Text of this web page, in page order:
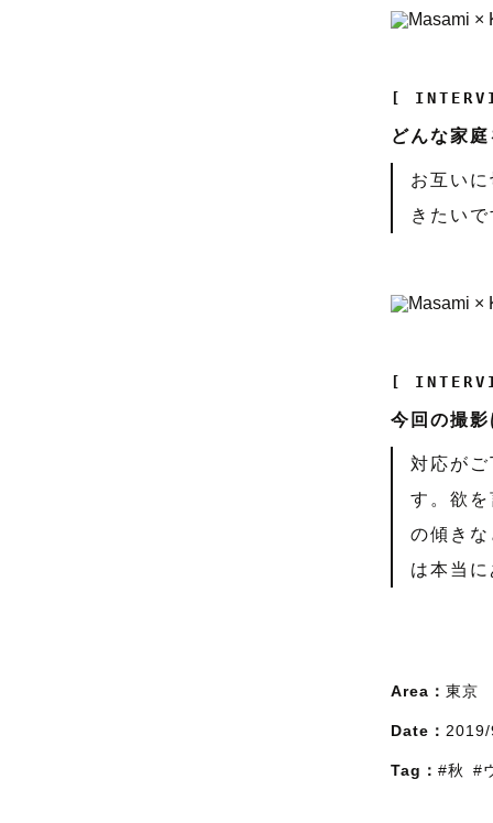
[
どんな家
お互い
きたいで
[
今回の撮
対応が
す。欲
の傾き
は本当
Area： 東京
Date：
Tag： #秋 #